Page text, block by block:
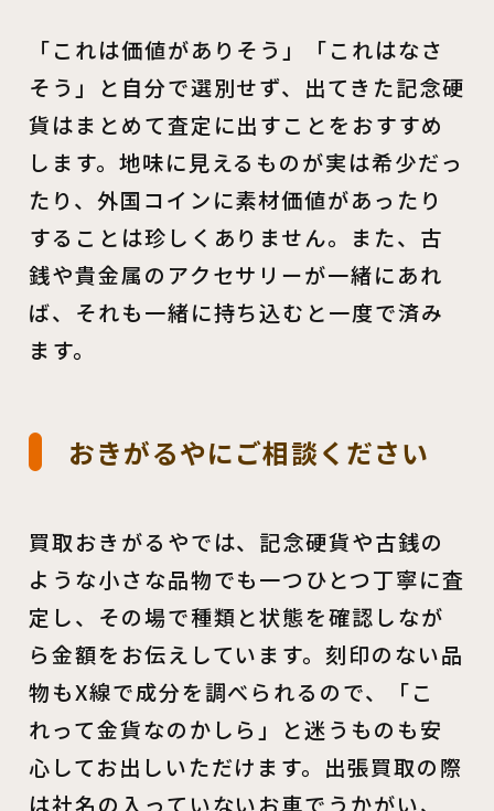
「これは価値がありそう」「これはなさ
そう」と自分で選別せず、出てきた記念硬
貨はまとめて査定に出すことをおすすめ
します。地味に見えるものが実は希少だっ
たり、外国コインに素材価値があったり
することは珍しくありません。また、古
銭や貴金属のアクセサリーが一緒にあれ
ば、それも一緒に持ち込むと一度で済み
ます。
おきがるやにご相談ください
買取おきがるやでは、記念硬貨や古銭の
ような小さな品物でも一つひとつ丁寧に査
定し、その場で種類と状態を確認しなが
ら金額をお伝えしています。刻印のない品
物もX線で成分を調べられるので、「こ
れって金貨なのかしら」と迷うものも安
心してお出しいただけます。出張買取の際
は社名の入っていないお車でうかがい、